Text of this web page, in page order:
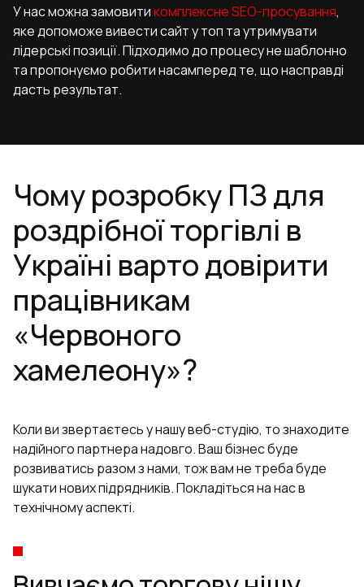
У нас можна замовитикомплексне SEO-просування,
яке допоможе вивести сайт у топ та утримувати
лідерські позиції. Підходимо до процесу не шаблонно
та пропонуємо робити насамперед те, що насправді
дасть результат.
Чому розробку ПЗ для
роздрібної торгівлі в
Україні варто довірити
працівникам
«Червоного
хамелеону»?
Коли ви звертаєтесь у нашу веб-студію, то знаходите
надійного партнера надовго. Ваш бізнес буде
розвиватись разом з нами, тож вам не треба буде
шукати нових підрядників. Покладіться на нас в
технічному аспекті.